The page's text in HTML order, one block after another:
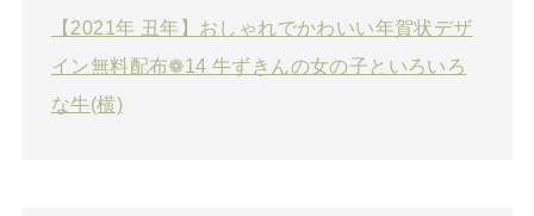
【2021年 丑年】おしゃれでかわいい年賀状デザ
イン無料配布❁14 牛ずきんの女の子といろいろ
な牛(横)